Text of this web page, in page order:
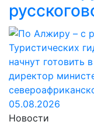
Туристических
начнут готовить
директор
05.08.2026
Новости